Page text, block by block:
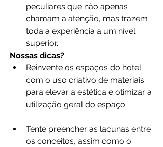
peculiares que não apenas
chamam a atenção, mas trazem
toda a experiência a um nível
superior.
Nossas dicas?
Reinvente os espaços do hotel
com o uso criativo de materiais
para elevar a estética e otimizar a
utilização geral do espaço.
Tente preencher as lacunas entre
os conceitos, assim como o